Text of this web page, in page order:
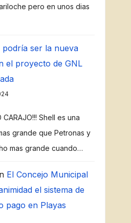
pero en unos dias
podría ser la nueva
el proyecto de GNL
CARAJO!!! Shell es una
grande que Petronas y
mas grande cuando…
El Concejo Municipal
el sistema de
pago en Playas